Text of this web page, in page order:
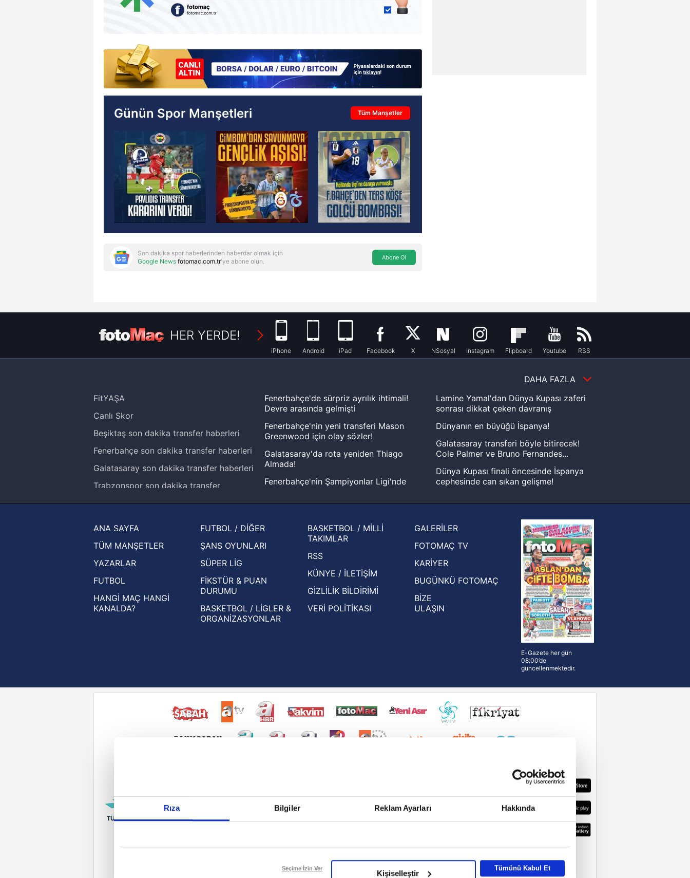
Rıza Bilgiler Reklam Ayarları Hakkında
Reddet
Seçime İzin Ver
Kişiselleştir
Tümünü Kabul Et
Günün Spor Manşetleri Tüm Manşetler
Son dakika spor haberlerinden haberdar olmak için
Google News fotomac.com.tr'ye abone olun. Abone Ol
HER YERDE!
iPhone Android iPad Facebook X NSosyal Instagram Flipboard Youtube RSS
DAHA FAZLA
FitYAŞA
Canlı Skor
Beşiktaş son dakika transfer haberleri
Fenerbahçe son dakika transfer haberleri
Galatasaray son dakika transfer haberleri
Trabzonspor son dakika transfer
Ziraat Türkiye Kupası haberleri
UEFA Şampiyonlar Ligi haberleri
UEFA Avrupa Ligi haberleri
UEFA Konferans Ligi haberleri
Fenerbahçe'de sürpriz ayrılık ihtimali!
Devre arasında gelmişti
Fenerbahçe'nin yeni transferi Mason
Greenwood için olay sözler!
Galatasaray'da rota yeniden Thiago
Almada!
Fenerbahçe'nin Şampiyonlar Ligi'nde
Zabrze'yi elerlerse...
basından gündem olan manşetler!
Beşiktaş'ın UEFA Avrupa Ligi'nde 3. Ön
Eleme Turu muhtemel rakipleri belli oldu!
Lamine Yamal'dan Dünya Kupası zaferi
sonrası dikkat çeken davranış
Dünyanın en büyüğü İspanya!
Galatasaray transferi böyle bitirecek!
Cole Palmer ve Bruno Fernandes...
Dünya Kupası finali öncesinde İspanya
cephesinde can sıkan gelişme!
Hernan Crespo, Meksika Ligi
ekiplerinden Atlas'ın yeni teknik direktörü
oldu
ANA SAYFA
TÜM MANŞETLER
YAZARLAR
FUTBOL
HANGİ MAÇ HANGİ
KANALDA?
FUTBOL / DİĞER
ŞANS OYUNLARI
SÜPER LİG
FİKSTÜR & PUAN
DURUMU
BASKETBOL / LİGLER &
ORGANİZASYONLAR
BASKETBOL / MİLLİ
TAKIMLAR
RSS
KÜNYE / İLETİŞİM
GİZLİLİK BİLDİRİMİ
VERİ POLİTİKASI
GALERİLER
FOTOMAÇ TV
KARİYER
BUGÜNKÜ FOTOMAÇ
BİZE
ULAŞIN
E-Gazete her gün
08:00’de
güncellenmektedir.